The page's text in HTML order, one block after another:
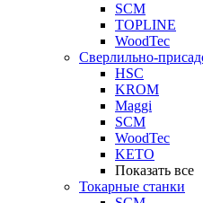
SCM
TOPLINE
WoodTec
Сверлильно-
HSC
KROM
Maggi
SCM
WoodTec
KETO
Показать все
Токарные станки